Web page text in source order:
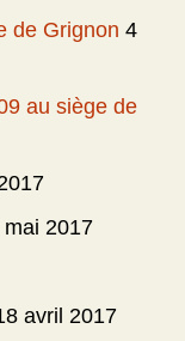
de Grignon 4
au siège de
mai 2017
avril 2017